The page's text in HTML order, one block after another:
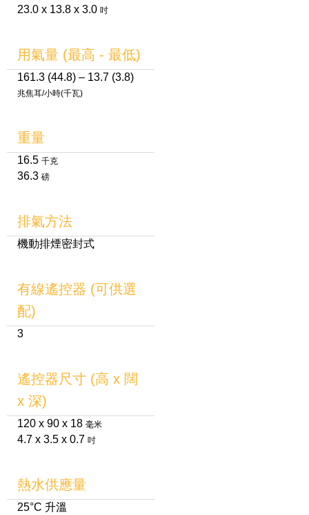
23.0 x 13.8 x 3.0 吋
用氣量 (最高 - 最低)
161.3 (44.8) – 13.7 (3.8)
兆焦耳/小時(千瓦)
重量
16.5 千克
36.3 磅
排氣方法
機動排煙密封式
有線遙控器 (可供選
配)
3
遙控器尺寸 (高 x 闊
x 深)
120 x 90 x 18 毫米
4.7 x 3.5 x 0.7 吋
熱水供應量
25°C 升溫